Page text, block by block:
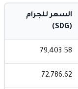
السعر للجرام
(SDG)
79,403.58
72,786.62